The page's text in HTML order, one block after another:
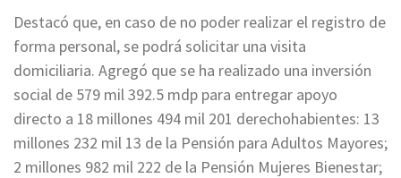
Destacó que, en caso de no poder realizar el registro de
forma personal, se podrá solicitar una visita
domiciliaria. Agregó que se ha realizado una inversión
social de 579 mil 392.5 mdp para entregar apoyo
directo a 18 millones 494 mil 201 derechohabientes: 13
millones 232 mil 13 de la Pensión para Adultos Mayores;
2 millones 982 mil 222 de la Pensión Mujeres Bienestar;